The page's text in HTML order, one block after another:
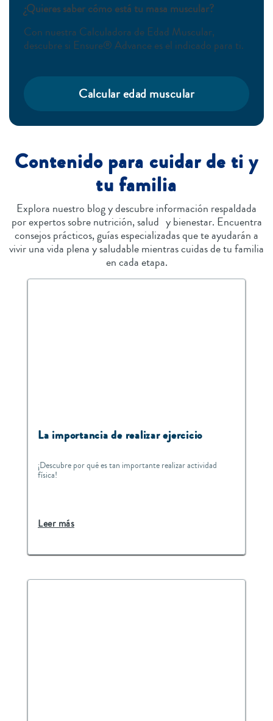
¿Quieres saber cómo está tu masa muscular?
Con nuestra Calculadora de Edad Muscular,
descubre si Ensure® Advance es el indicado para ti.
Calcular edad muscular
Contenido para cuidar de ti y
tu familia
Explora nuestro blog y descubre información respaldada
por expertos sobre nutrición, salud y bienestar. Encuentra
consejos prácticos, guías especializadas que te ayudarán a
vivir una vida plena y saludable mientras cuidas de tu familia
en cada etapa.
La importancia de realizar ejercicio
¡Descubre por qué es tan importante realizar actividad
física!
Leer más